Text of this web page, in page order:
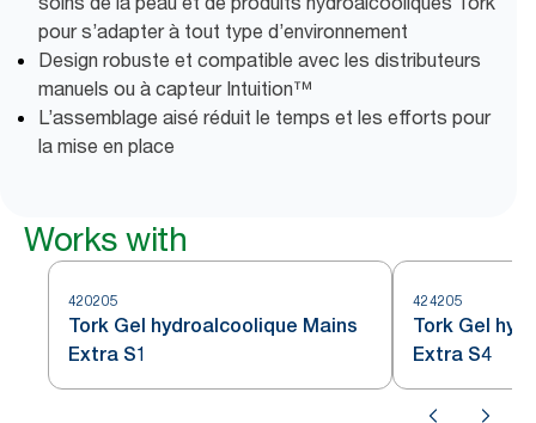
pour s’adapter à tout type d’environnement
Design robuste et compatible avec les distributeurs
manuels ou à capteur Intuition™
L’assemblage aisé réduit le temps et les efforts pour
la mise en place
Works with
420205
Tork Gel hydroalcoolique Mains
Extra S1
424205
Tork Gel
Extra S4